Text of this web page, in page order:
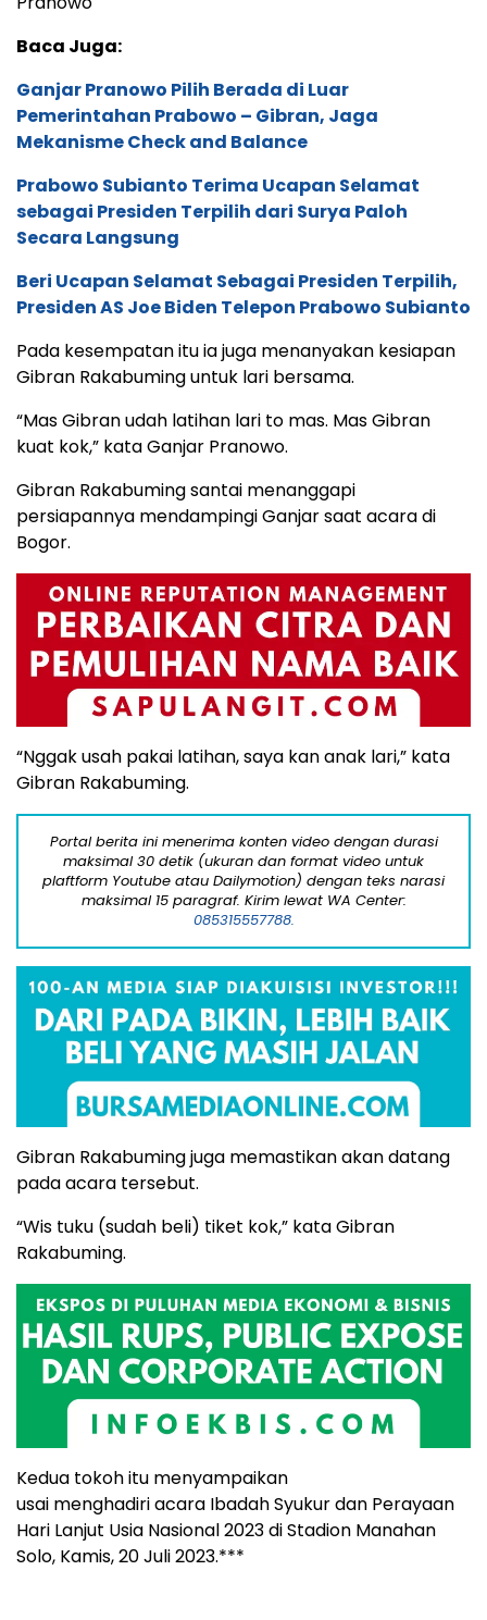
Baca Juga:
Ganjar Pranowo Pilih Berada di Luar
Pemerintahan Prabowo – Gibran, Jaga
Mekanisme Check and Balance
Prabowo Subianto Terima Ucapan Selamat
sebagai Presiden Terpilih dari Surya Paloh
Secara Langsung
Beri Ucapan Selamat Sebagai Presiden Terpilih,
Presiden AS Joe Biden Telepon Prabowo Subianto
Pada kesempatan itu ia juga menanyakan kesiapan
Gibran Rakabuming untuk lari bersama.
“Mas Gibran udah latihan lari to mas. Mas Gibran
kuat kok,” kata Ganjar Pranowo.
Gibran Rakabuming santai menanggapi
persiapannya mendampingi Ganjar saat acara di
Bogor.
“Nggak usah pakai latihan, saya kan anak lari,” kata
Gibran Rakabuming.
Portal berita ini menerima konten video dengan durasi
maksimal 30 detik (ukuran dan format video untuk
plaftform Youtube atau Dailymotion) dengan teks narasi
maksimal 15 paragraf. Kirim lewat WA Center:
085315557788.
Gibran Rakabuming juga memastikan akan datang
pada acara tersebut.
“Wis tuku (sudah beli) tiket kok,” kata Gibran
Rakabuming.
Kedua tokoh itu menyampaikan
usai menghadiri acara Ibadah Syukur dan Perayaan
Hari Lanjut Usia Nasional 2023 di Stadion Manahan
Solo, Kamis, 20 Juli 2023.***